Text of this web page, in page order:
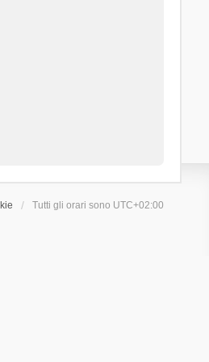
Tutti gli orari sono UTC+02:00